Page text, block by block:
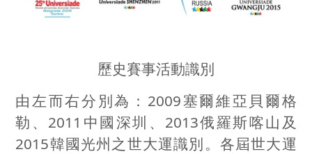
歷史賽事活動識別
由左而右分別為： 2009塞爾維亞貝爾格
勒、 2011 中國深圳、 2013俄羅斯喀山及
2015韓國光州之世大運識別。各屆世大運